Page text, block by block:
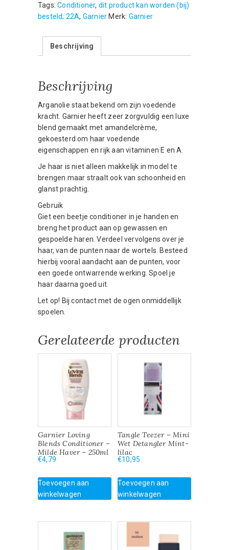
Arganolie
&
250
Tags:Conditioner, dit product kan worden (bij)
besteld; 22A, Garnier Merk: Garnier
Beschrijving
Beschrijving
Arganolie staat bekend om zijn voedende
kracht. Garnier heeft zeer zorgvuldig een luxe
blend gemaakt met amandelcrème,
gekoesterd om haar voedende
eigenschappen en rijk aan vitaminen E en A.
Je haar is niet alleen makkelijk in model te
brengen maar straalt ook van schoonheid en
glanst prachtig.
Gebruik
Giet een beetje conditioner in je handen en
breng het product aan op gewassen en
gespoelde haren. Verdeel vervolgens over je
haar, van de punten naar de wortels. Besteed
hierbij vooral aandacht aan de punten, voor
een goede ontwarrende werking. Spoel je
haar daarna goed uit.
Let op! Bij contact met de ogen onmiddellijk
spoelen.
Gerelateerde producten
Garnier Loving
Blends Conditioner –
Milde Haver – 250ml
€4,79
Toevoegen aan
winkelwagen
Tangle Teezer – Mini
Wet Detangler Mint-
lilac
€10,95
Toevoegen aan
winkelwagen